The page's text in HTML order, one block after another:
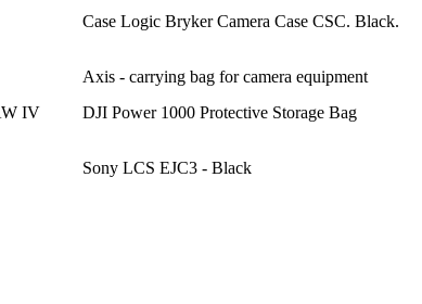
Case Logic Bryker Camera Case CSC. Black.
Axis - carrying bag for camera equipment
IV
DJI Power 1000 Protective Storage Bag
Sony LCS EJC3 - Black